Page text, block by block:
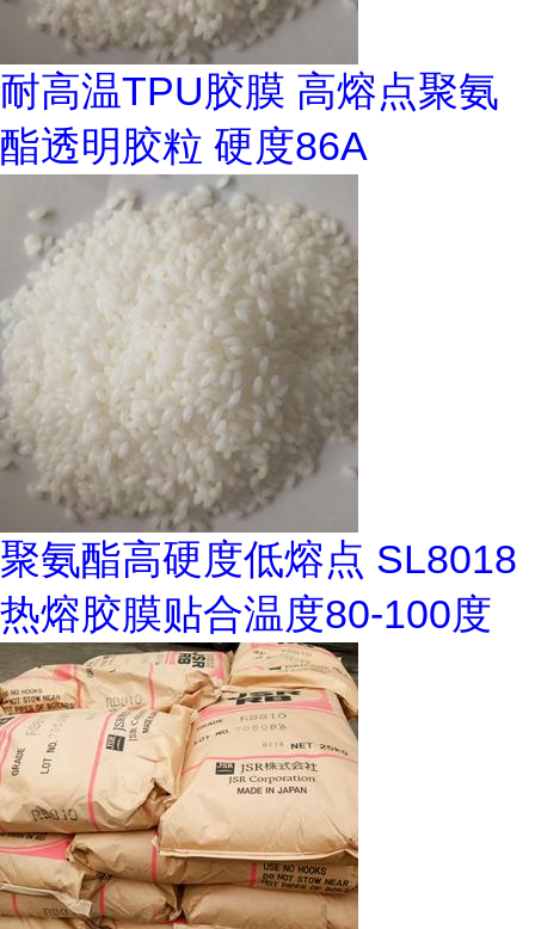
耐高温TPU胶膜 高熔点聚氨
酯透明胶粒 硬度86A
聚氨酯高硬度低熔点 SL8018
热熔胶膜贴合温度80-100度